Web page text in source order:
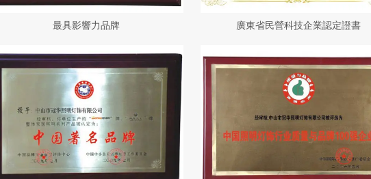
最具影響力品牌 廣東省民營科技企業認定證書